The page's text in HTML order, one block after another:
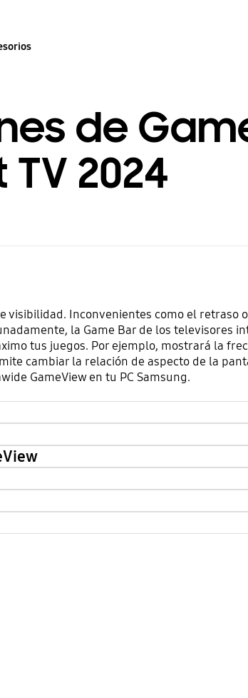
de
2024
Inconvenientes como el retraso
la Game Bar de los televisores
tus juegos. Por ejemplo, mostrará la
cambiar la relación de aspecto de la
GameView en tu PC Samsung.